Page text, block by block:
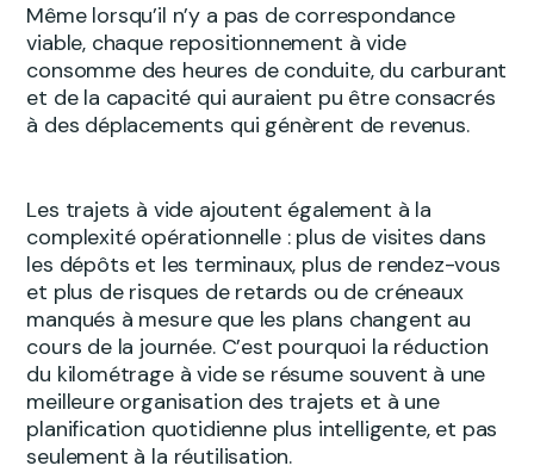
Même lorsqu’il n’y a pas de correspondance
viable, chaque repositionnement à vide
consomme des heures de conduite, du carburant
et de la capacité qui auraient pu être consacrés
à des déplacements qui génèrent de revenus.
Les trajets à vide ajoutent également à la
complexité opérationnelle : plus de visites dans
les dépôts et les terminaux, plus de rendez-vous
et plus de risques de retards ou de créneaux
manqués à mesure que les plans changent au
cours de la journée. C’est pourquoi la réduction
du kilométrage à vide se résume souvent à une
meilleure organisation des trajets et à une
planification quotidienne plus intelligente, et pas
seulement à la réutilisation.